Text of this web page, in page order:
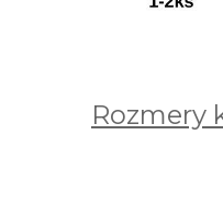
Rozmery